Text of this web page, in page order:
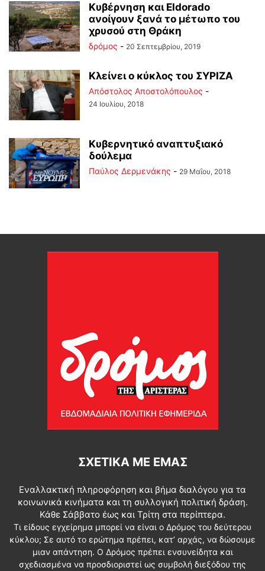
Kυβέρνηση και Eldorado
ανοίγουν ξανά το μέτωπο του
χρυσού στη Θράκη
δρόμος - 20 Σεπτεμβρίου, 2019
Κλείνει ο κύκλος του ΣΥΡΙΖΑ
Απόστολος Αποστολόπουλος -
24 Ιουλίου, 2018
Κυβερνητικό αναπτυξιακό
δούλεμα
Παύλος Δερμενάκης - 29 Μαΐου, 2018
ΣΧΕΤΙΚΆ ΜΕ ΕΜΆΣ
Εναλλακτική πληροφόρηση και βήμα διαλόγου για τα
κοινωνικά κινήματα και τη συλλογική πολιτική δράση.
Κάθε Σάββατο έως και Τρίτη στα περίπτερα.
Τι είδους εγχείρημα μπορεί να είναι ο Δρόμος του δεύτερου
κύκλου; Σε αυτό το ερώτημα πρέπει, κατ’ αρχάς, να δώσουμε
μιαν απάντηση. Ο Δρόμος πρέπει ενσυνείδητα και
σχεδιασμένα να προσδιοριστεί ως συμβολή διεξόδου της